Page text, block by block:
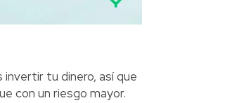
tu dinero, así que
con un riesgo mayor.